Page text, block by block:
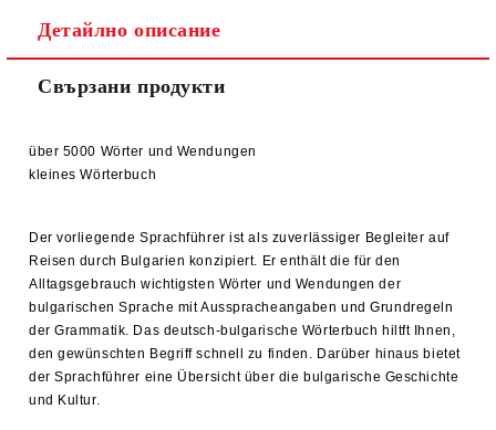
Детайлно описание
Свързани продукти
über 5000 Wörter und Wendungen
kleines Wörterbuch
Der vorliegende Sprachführer ist als zuverlässiger Begleiter auf
Reisen durch Bulgarien konzipiert. Er enthält die für den
Alltagsgebrauch wichtigsten Wörter und Wendungen der
bulgarischen Sprache mit Ausspracheangaben und Grundregeln
der Grammatik. Das deutsch-bulgarische Wörterbuch hiltft Ihnen,
den gewünschten Begriff schnell zu finden. Darüber hinaus bietet
der Sprachführer eine Übersicht über die bulgarische Geschichte
und Kultur.